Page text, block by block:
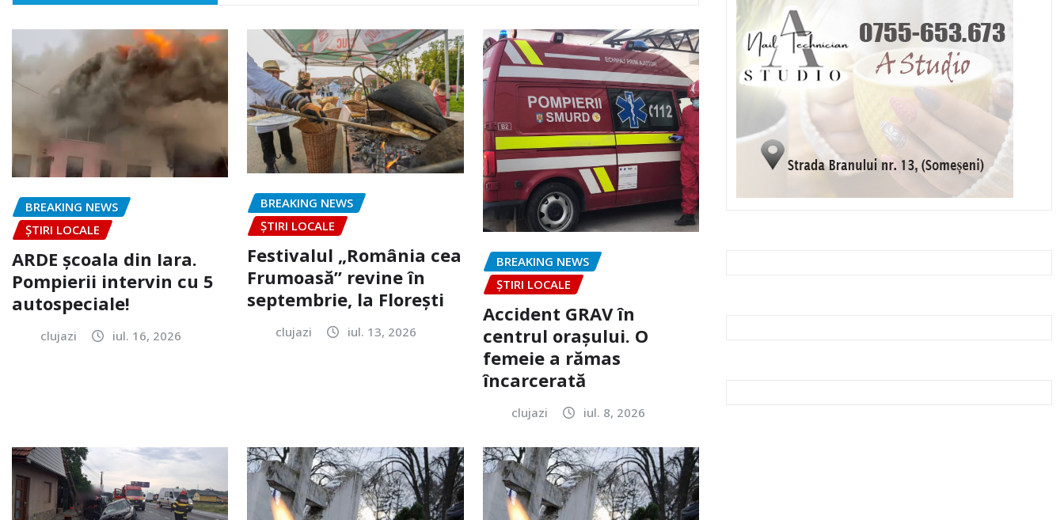
BREAKING NEWS
ȘTIRI LOCALE
ARDE școala din Iara.
Pompierii intervin cu 5
autospeciale!
clujazi iul. 16, 2026
BREAKING NEWS
ȘTIRI LOCALE
Festivalul „România cea
Frumoasă” revine în
septembrie, la Florești
clujazi iul. 13, 2026
BREAKING NEWS
ȘTIRI LOCALE
Accident GRAV în
centrul orașului. O
femeie a rămas
încarcerată
clujazi iul. 8, 2026